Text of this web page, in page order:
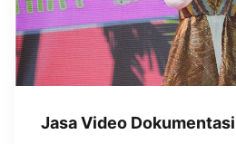
Jasa Video Dokumentasi